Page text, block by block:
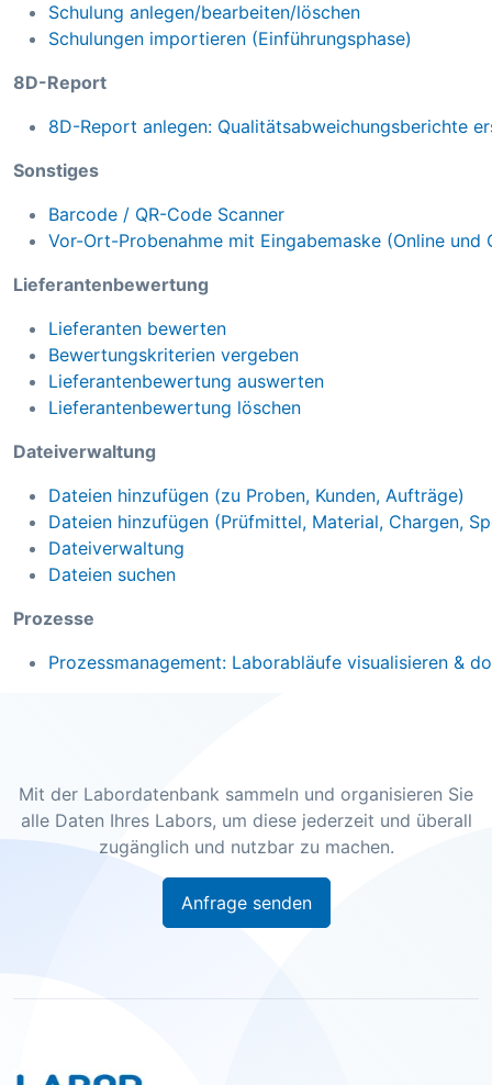
Schulung anlegen/bearbeiten/löschen
Schulungen importieren (Einführungsphase)
8D-Report
8D-Report anlegen: Qualitätsabweichungsberichte
Sonstiges
Barcode / QR-Code Scanner
Vor-Ort-Probenahme mit Eingabemaske (Online und
Lieferantenbewertung
Lieferanten bewerten
Bewertungskriterien vergeben
Lieferantenbewertung auswerten
Lieferantenbewertung löschen
Dateiverwaltung
Dateien hinzufügen (zu Proben, Kunden, Aufträge)
Dateien hinzufügen (Prüfmittel, Material, Chargen,
Dateiverwaltung
Dateien suchen
Prozesse
Prozessmanagement: Laborabläufe visualisieren &
Mit der Labordatenbank sammeln und organisieren Sie
alle Daten Ihres Labors, um diese jederzeit und überall
zugänglich und nutzbar zu machen.
Anfrage senden